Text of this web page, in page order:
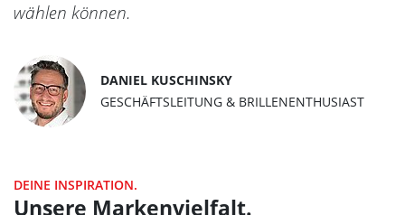
wählen können.
DANIEL KUSCHINSKY
GESCHÄFTSLEITUNG & BRILLENENTHUSIAST
DEINE INSPIRATION.
Unsere Markenvielfalt.